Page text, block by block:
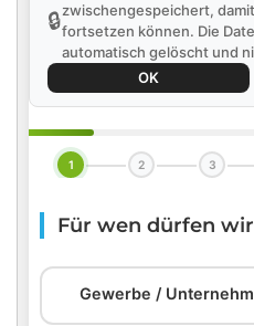
🔒zwischengespeichert,
fortsetzen können. Die
automatisch gelöscht und
OK
1 2 3
Für wen dürfen
Gewerbe /